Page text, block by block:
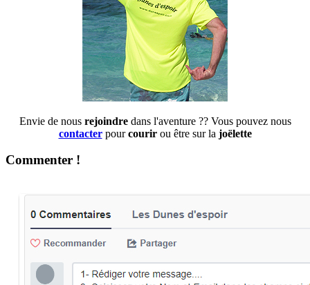
Envie de nous rejoindre dans l'aventure ?? Vous pouvez nous
contacterpourcourir ou être sur la joëlette
Commenter !